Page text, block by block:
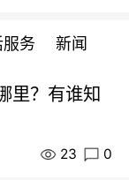
欧/天起 ~包拼房
务 新闻
里？有谁知
23 0